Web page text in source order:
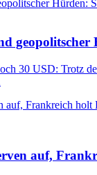
30 USD: Trotz
auf,